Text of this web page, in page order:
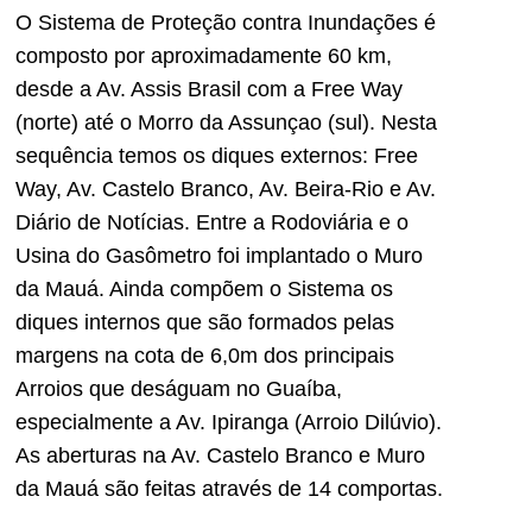
O Sistema de Proteção contra Inundações é
composto por aproximadamente 60 km,
desde a Av. Assis Brasil com a Free Way
(norte) até o Morro da Assunçao (sul). Nesta
sequência temos os diques externos: Free
Way, Av. Castelo Branco, Av. Beira-Rio e Av.
Diário de Notícias. Entre a Rodoviária e o
Usina do Gasômetro foi implantado o Muro
da Mauá. Ainda compõem o Sistema os
diques internos que são formados pelas
margens na cota de 6,0m dos principais
Arroios que deságuam no Guaíba,
especialmente a Av. Ipiranga (Arroio Dilúvio).
As aberturas na Av. Castelo Branco e Muro
da Mauá são feitas através de 14 comportas.